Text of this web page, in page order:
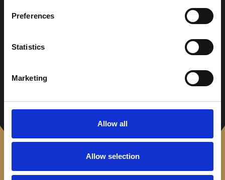
Preferences
Statistics
Marketing
Allow all
Allow selection
enhver anledning!
Gavekort kan brukes på klipp av førsteklasses kvalitet,
eller vårt store utvalg av produkter i vår Grooming Store.
Velkommen til Edge Barbershop! ‍